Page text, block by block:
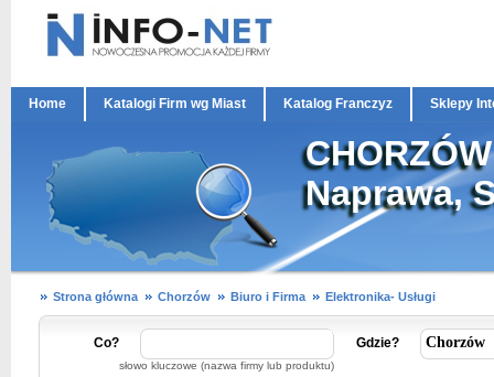
Home Katalogi Firm wg Miast Katalog Franczyz Sklepy
Naprawa,
Strona główna Chorzów Biuro i Firma Elektronika- Usługi
Co?
słowo kluczowe (nazwa firmy lub produktu)
Gdzie?